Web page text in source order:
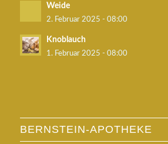
Weide
2. Februar 2025 - 08:00
Knoblauch
1. Februar 2025 - 08:00
BERNSTEIN-APOTHEKE